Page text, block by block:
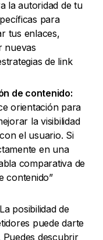
la autoridad de tu
para
tus enlaces,
nuevas
de link
de contenido:
orientación para
la visibilidad
el usuario. Si
en una
comparativa de
contenido”
La posibilidad de
puede darte
descubrir